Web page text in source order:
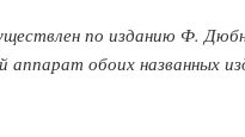
по изданию Ф.
аппарат обоих названных